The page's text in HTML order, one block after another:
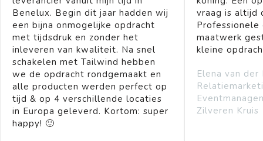
Benelux. Begin dit jaar hadden wij
een bijna onmogelijke opdracht
met tijdsdruk en zonder het
inleveren van kwaliteit. Na snel
schakelen met Tailwind hebben
we de opdracht rondgemaakt en
alle producten werden perfect op
tijd & op 4 verschillende locaties
in Europa geleverd. Kortom: super
happy! 🙂
vraag is altijd
Professionele
maatwerk
kleine
Elena van der
Zilveren Kruis